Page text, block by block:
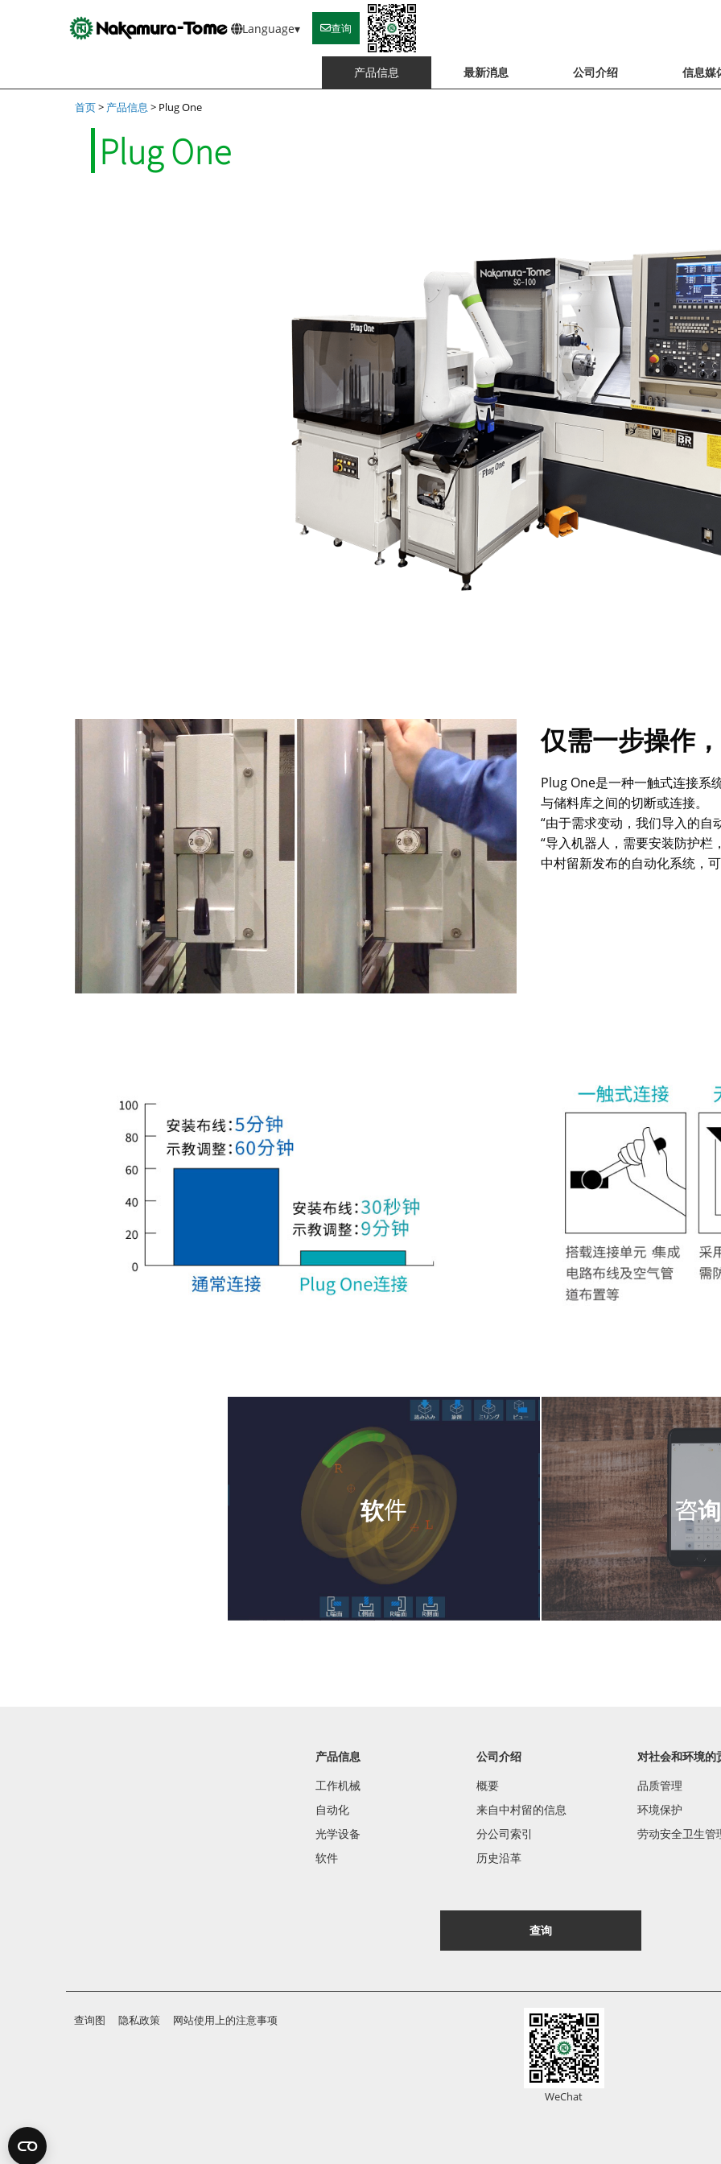
Language▾ 查询
产品信息 最新消息 公司介绍 信息媒
首页> 产品信息 > Plug One
Plug One
仅需一步操作
Plug One是一种一触式连接系
与储料库之间的切断或连接。
“由于需求变动，我们导入的自
“导入机器人，需要安装防护
中村留新发布的自动化系统，
软件 咨询
产品信息
工作机械
自动化
光学设备
软件
公司介绍
概要
来自中村留的信息
分公司索引
历史沿革
对社会和环境的
品质管理
环境保护
劳动安全卫生管
查询
查询图 隐私政策 网站使用上的注意事项
WeChat